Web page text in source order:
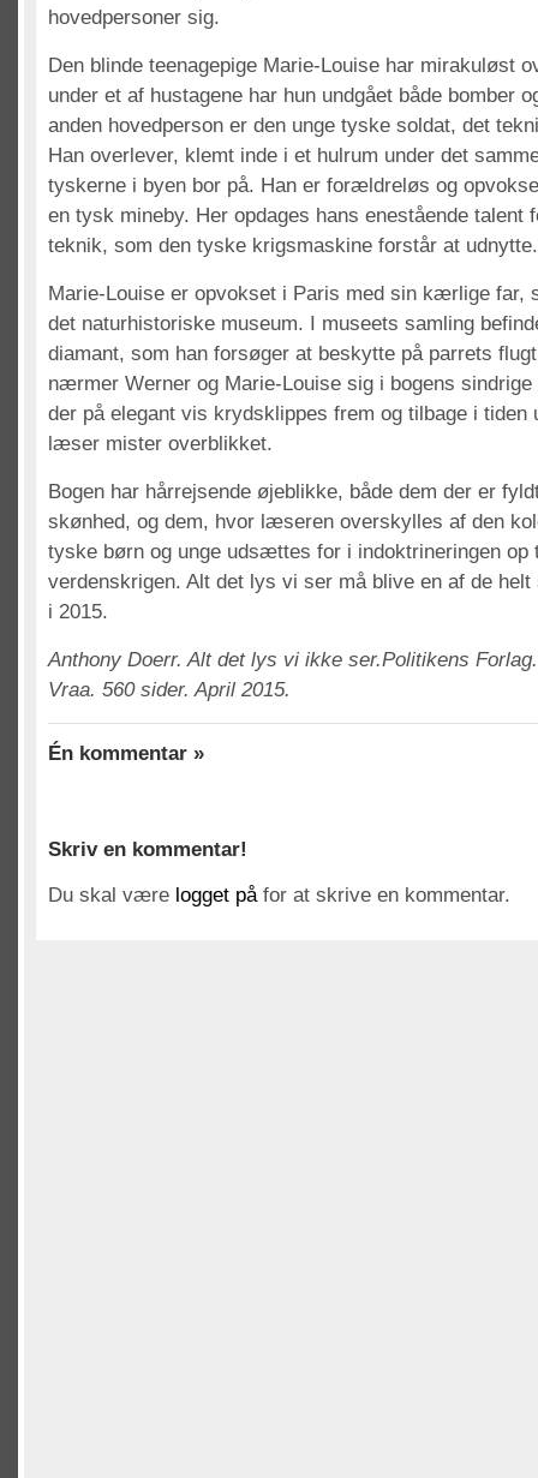
hovedpersoner sig.
Den blinde teenagepige Marie-Louise har mirakuløst
under et af hustagene har hun undgået både bomber
anden hovedperson er den unge tyske soldat, det
Han overlever, klemt inde i et hulrum under det
tyskerne i byen bor på. Han er forældreløs og
en tysk mineby. Her opdages hans enestående talent
teknik, som den tyske krigsmaskine forstår at udnytte.
Marie-Louise er opvokset i Paris med sin kærlige far,
det naturhistoriske museum. I museets samling
diamant, som han forsøger at beskytte på parrets
nærmer Werner og Marie-Louise sig i bogens
der på elegant vis krydsklippes frem og tilbage i tiden
læser mister overblikket.
Bogen har hårrejsende øjeblikke, både dem der er
skønhed, og dem, hvor læseren overskylles af den
tyske børn og unge udsættes for i indoktrineringen op
verdenskrigen. Alt det lys vi ser må blive en af de
i 2015.
Anthony Doerr. Alt det lys vi ikke ser.Politikens
Vraa. 560 sider. April 2015.
Én kommentar »
Skriv en kommentar!
Du skal være logget påfor at skrive en kommentar.